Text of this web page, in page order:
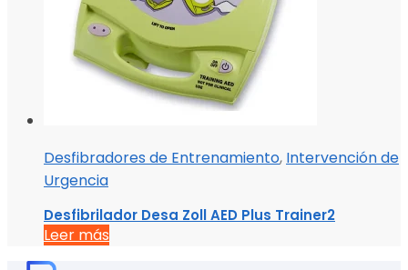
Desfibradores de Entrenamiento, Intervención de
Urgencia
Desfibrilador Desa Zoll AED Plus Trainer2
Leer más